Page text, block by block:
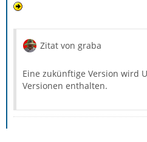
Zitat von graba
Eine zukünftige Version wird
Versionen enthalten.